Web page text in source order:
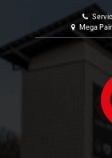
Mega